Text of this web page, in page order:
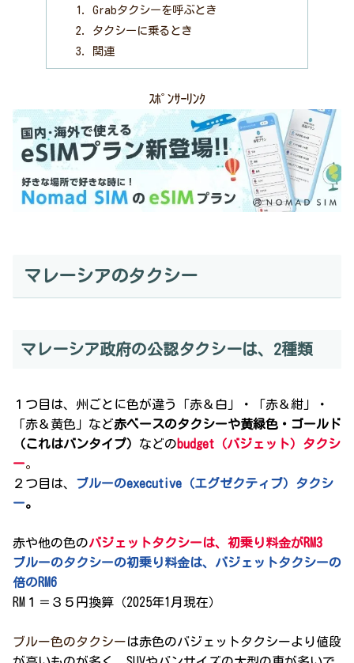
Grabタクシーを呼ぶとき
タクシーに乗るとき
関連
ｽﾎﾟﾝｻｰﾘﾝｸ
マレーシアのタクシー
マレーシア政府の公認タクシーは、2種類
１つ目は、州ごとに色が違う「赤＆白」・「赤＆紺」・
「赤＆黄色」など赤ベースのタクシーや黄緑色・ゴールド
（これはバンタイプ） などのbudget（バジェット）タクシ
ー。
２つ目は、 ブルーのexecutive（エグゼクティブ）タクシ
ー。
赤や他の色のバジェットタクシーは、初乗り料金がRM3
ブルーのタクシーの初乗り料金は、バジェットタクシーの
倍のRM6
RM１＝３５円換算（2025年1月現在）
ブルー色のタクシーは赤色のバジェットタクシーより値段